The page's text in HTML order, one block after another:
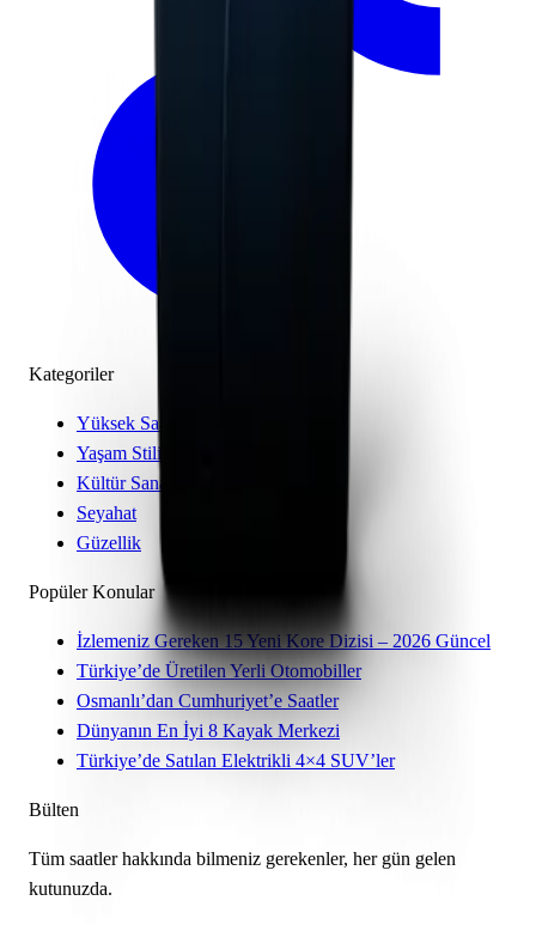
Kategoriler
Yüksek Saatçilik
Yaşam Stili
Kültür Sanat
Seyahat
Güzellik
Popüler Konular
İzlemeniz Gereken 15 Yeni Kore Dizisi – 2026 Güncel
Türkiye’de Üretilen Yerli Otomobiller
Osmanlı’dan Cumhuriyet’e Saatler
Dünyanın En İyi 8 Kayak Merkezi
Türkiye’de Satılan Elektrikli 4×4 SUV’ler
Bülten
Tüm saatler hakkında bilmeniz gerekenler, her gün gelen
kutunuzda.